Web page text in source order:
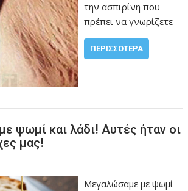
την ασπιρίνη που
πρέπει να γνωρίζετε
ΠΕΡΙΣΣΌΤΕΡΑ
ψωμί και λάδι! Αυτές ήταν οι
μας!
Μεγαλώσαμε με ψωμί